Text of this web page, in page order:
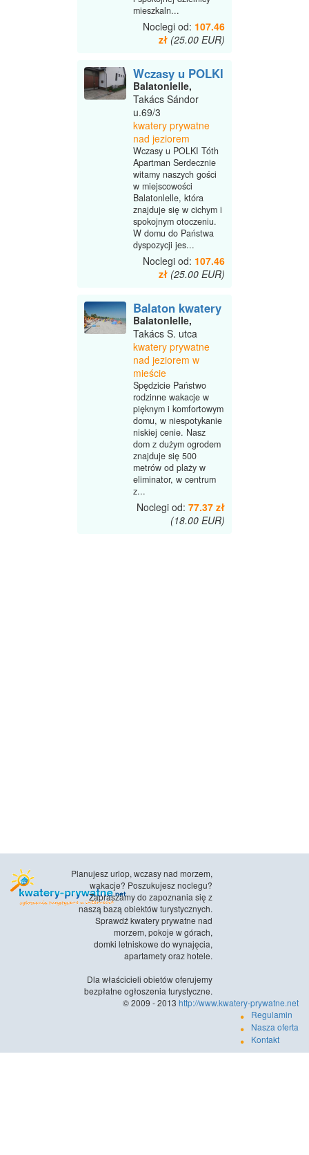
mieszkaln...
Noclegi od: 107.46
zł (25.00 EUR)
Wczasy u POLKI
Balatonlelle,
Takács Sándor
u.69/3
kwatery prywatne
nad jeziorem
Wczasy u POLKI Tóth
Apartman Serdecznie
witamy naszych gości
w miejscowości
Balatonlelle, która
znajduje się w cichym i
spokojnym otoczeniu.
W domu do Państwa
dyspozycji jes...
Noclegi od: 107.46
zł (25.00 EUR)
Balaton kwatery
Balatonlelle,
Takács S. utca
kwatery prywatne
nad jeziorem w
mieście
Spędzicie Państwo
rodzinne wakacje w
pięknym i komfortowym
domu, w niespotykanie
niskiej cenie. Nasz
dom z dużym ogrodem
znajduje się 500
metrów od plaży w
eliminator, w centrum
z...
Noclegi od: 77.37 zł
(18.00 EUR)
Planujesz urlop, wczasy nad morzem,
wakacje? Poszukujesz noclegu?
Zapraszamy do zapoznania się z
naszą bazą obiektów turystycznych.
Sprawdź kwatery prywatne nad
morzem, pokoje w górach,
domki letniskowe do wynajęcia,
apartamety oraz hotele.
Dla właścicieli obietów oferujemy
bezpłatne ogłoszenia turystyczne.
© 2009 - 2013 http://www.kwatery-prywatne.net
Regulamin
Nasza oferta
Kontakt